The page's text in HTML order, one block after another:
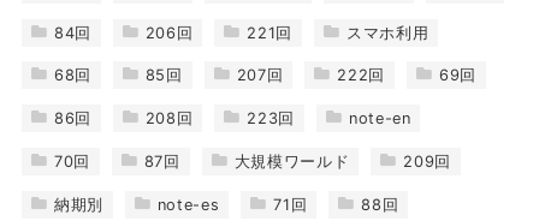
84回 206回 221回 スマホ利用
68回 85回 207回 222回 69回
86回 208回 223回 note-en
70回 87回 大規模ワールド 209回
納期別 note-es 71回 88回